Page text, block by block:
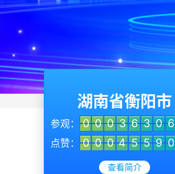
湖南省衡阳市
参观： 0 0 0 3 6 3 0 6
点赞：
0 0 0 4 5 5 9 0
查看简介